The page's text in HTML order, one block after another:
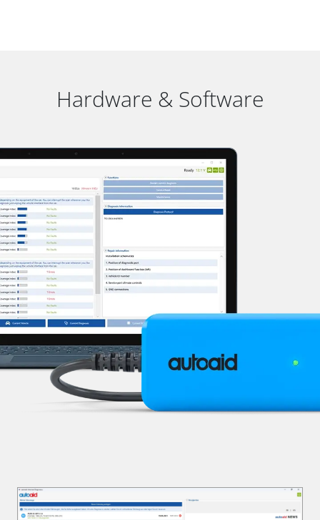
Hardware & Software